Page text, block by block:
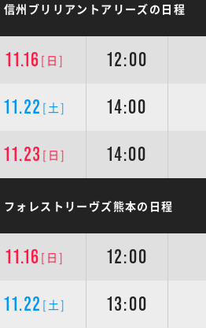
信州ブリリアントアリーズの日程
11.16 [日] 12:00
11.22 [土] 14:00
11.23 [日] 14:00
フォレストリーヴズ熊本の日程
11.16 [日] 12:00
11.22 [土] 13:00